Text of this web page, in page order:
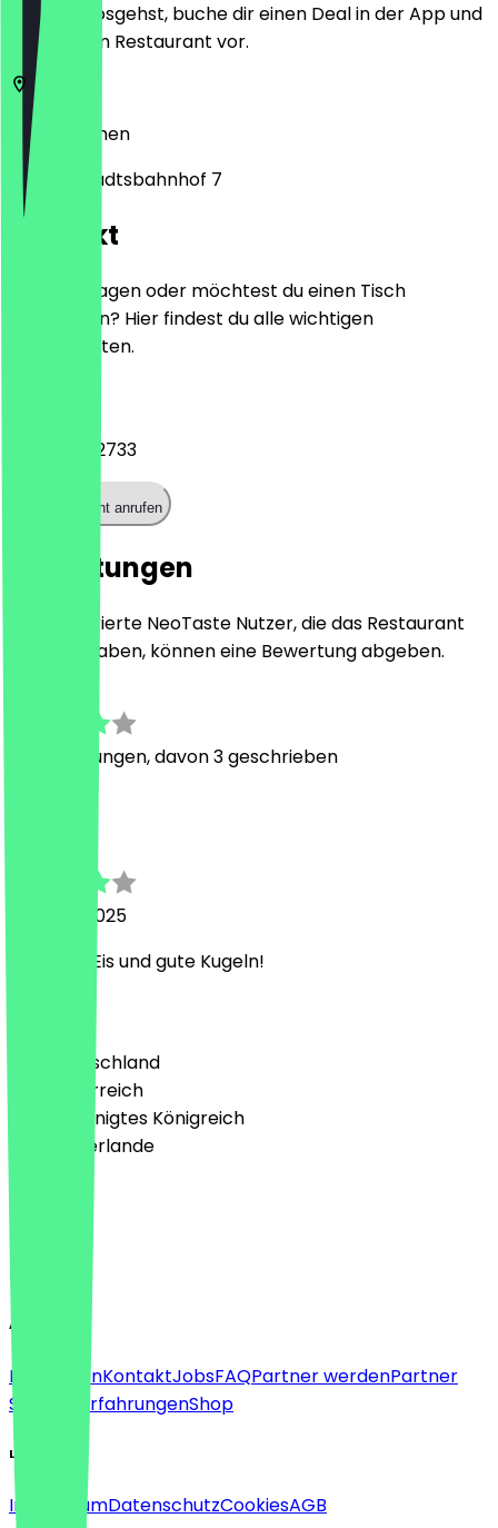
Bevor du losgehst, buche dir einen Deal in der App und
zeige ihn im Restaurant vor.
28199
Bremen
Am Neustadtsbahnhof 7
Kontakt
Hast du Fragen oder möchtest du einen Tisch
reservieren? Hier findest du alle wichtigen
Kontaktdaten.
0421 89782733
Restaurant anrufen
Bewertungen
Nur registrierte NeoTaste Nutzer, die das Restaurant
besucht haben, können eine Bewertung abgeben.
Bewertungen, davon 3 geschrieben
22. März 2025
Leckeres Eis und gute Kugeln!
🇩🇪 Deutschland
🇦🇹 Österreich
🇬🇧 Vereinigtes Königreich
🇳🇱 Niederlande
Deutsch
English
About
Für FirmenKontaktJobsFAQPartner werdenPartner
Support
ErfahrungenShop
Legal
ImpressumDatenschutzCookiesAGB